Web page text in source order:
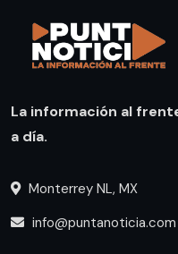
La información al
a día.
Monterrey NL, MX
info@puntanoticia.com